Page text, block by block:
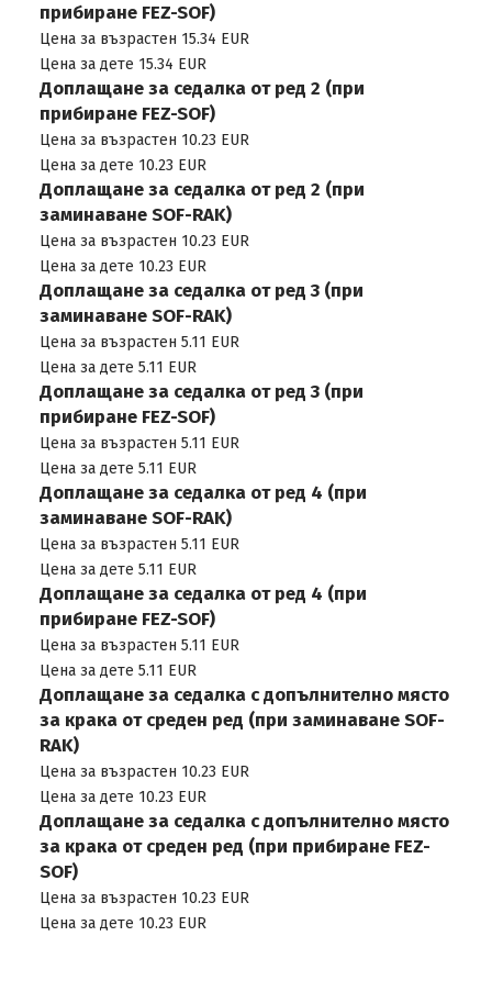
прибиране FEZ-SOF)
Цена за възрастен 15.34 EUR
Цена за дете 15.34 EUR
Доплащане за седалка от ред 2 (при
прибиране FEZ-SOF)
Цена за възрастен 10.23 EUR
Цена за дете 10.23 EUR
Доплащане за седалка от ред 2 (при
заминаване SOF-RAK)
Цена за възрастен 10.23 EUR
Цена за дете 10.23 EUR
Доплащане за седалка от ред 3 (при
заминаване SOF-RAK)
Цена за възрастен 5.11 EUR
Цена за дете 5.11 EUR
Доплащане за седалка от ред 3 (при
прибиране FEZ-SOF)
Цена за възрастен 5.11 EUR
Цена за дете 5.11 EUR
Доплащане за седалка от ред 4 (при
заминаване SOF-RAK)
Цена за възрастен 5.11 EUR
Цена за дете 5.11 EUR
Доплащане за седалка от ред 4 (при
прибиране FEZ-SOF)
Цена за възрастен 5.11 EUR
Цена за дете 5.11 EUR
Доплащане за седалка с допълнително място
за крака от среден ред (при заминаване SOF-
RAK)
Цена за възрастен 10.23 EUR
Цена за дете 10.23 EUR
Доплащане за седалка с допълнително място
за крака от среден ред (при прибиране FEZ-
SOF)
Цена за възрастен 10.23 EUR
Цена за дете 10.23 EUR